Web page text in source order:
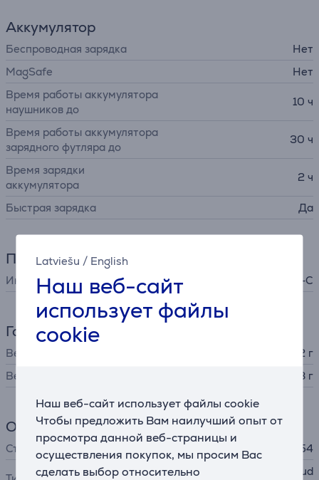
Latviešu / English
Наш веб-сайт
использует файлы
cookie
Наш веб-сайт использует файлы cookie
Чтобы предложить Вам наилучший опыт от
просмотра данной веб-страницы и
осуществления покупок, мы просим Вас
сделать выбор относительно
Аккумулятор
Беспроводная зарядка
Нет
MagSafe
Нет
Время работы аккумулятора
наушников до
10 ч
Время работы аккумулятора
зарядного футляра до
30 ч
Время зарядки
аккумулятора
2 ч
Быстрая зарядка Да
Питание
Интерфейс зарядки USB-C
Габариты
Вес
4,12 г
Вес зарядного футляра
35,68 г
Общий параметр
Степень защиты IP54
наушники-вкладыши (earbud